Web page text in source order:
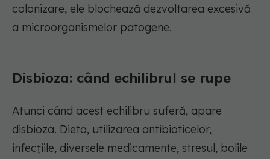
colonizare, ele blochează dezvoltarea excesivă
a microorganismelor patogene.
Disbioza: când echilibrul se rupe
Atunci când acest echilibru suferă, apare
disbioza. Dieta, utilizarea antibioticelor,
infecțiile, diversele medicamente, stresul, bolile